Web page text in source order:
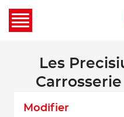
Les
Modifier